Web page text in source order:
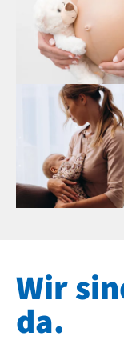
Wir
da.